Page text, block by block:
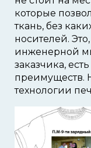
которые
ткань, без
носителей.
инженерной
заказчика,
преимуществ.
технологии